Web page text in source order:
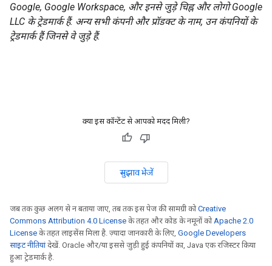
Google, Google Workspace, और इनसे जुड़े चिह्न और लोगो Google
LLC के ट्रेडमार्क हैं. अन्य सभी कंपनी और प्रॉडक्ट के नाम, उन कंपनियों के
ट्रेडमार्क हैं जिनसे वे जुड़े हैं.
क्या इस कॉन्टेंट से आपको मदद मिली?
सुझाव भेजें
जब तक कुछ अलग से न बताया जाए, तब तक इस पेज की सामग्री कोCreative
Commons Attribution 4.0 License के तहत और कोड के नमूनों को Apache 2.0
License के तहत लाइसेंस मिला है. ज़्यादा जानकारी के लिए, Google Developers
साइट नीतियांदेखें. Oracle और/या इससे जुड़ी हुई कंपनियों का, Java एक रजिस्टर किया
हुआ ट्रेडमार्क है.